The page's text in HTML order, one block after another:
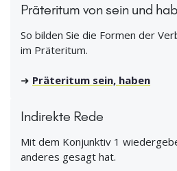
Präteritum von sein und
So bilden Sie die Formen der
im Präteritum.
➜ Präteritum sein, haben
Indirekte Rede
Mit dem Konjunktiv 1
anderes gesagt hat.